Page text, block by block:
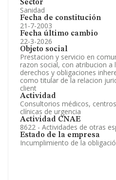
Sector
Sanidad
Fecha de constitución
21-7-2003
Fecha último cambio
22-3-2026
Objeto social
Prestacion y servicio en
razon social, con atribucion a
derechos y obligaciones
como titular de la relacion
client
Actividad
Consultorios médicos,
clínicas de urgencia
Actividad CNAE
8622 - Actividades de otras
Estado de la empresa
Incumplimiento de la